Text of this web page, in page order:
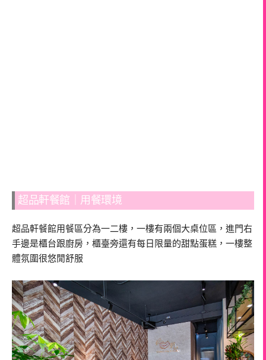
超品軒餐館｜用餐環境
超品軒餐館用餐區分為一二樓，一樓有兩個大桌位區，進門右
手邊是櫃台跟廚房，櫃臺旁還有每日限量的甜點蛋糕，一樓整
體氛圍很悠閒舒服